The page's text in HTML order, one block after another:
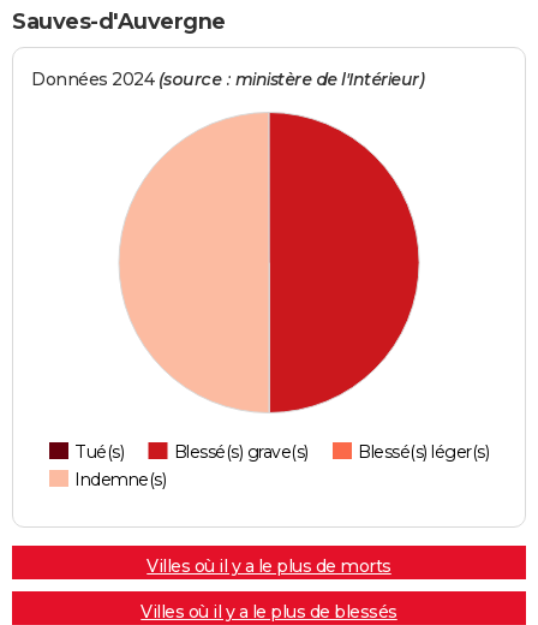
Sauves-d'Auvergne
Données 2024 (source : ministère de l'Intérieur)
Tué(s) Blessé(s) grave(s)
Blessé(s) léger(s)
Indemne(s)
Villes où il y a le plus de morts
Villes où il y a le plus de blessés